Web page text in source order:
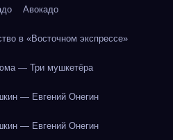
Авокадо
в «Восточном экспрессе»
— Три мушкетёра
— Евгений Онегин
— Евгений Онегин